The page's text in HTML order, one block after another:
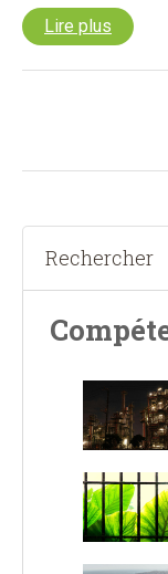
Lire plus